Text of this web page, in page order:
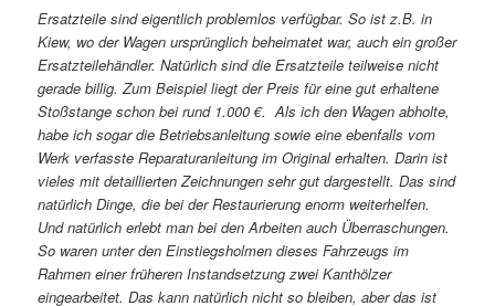
Ersatzteile sind eigentlich problemlos verfügbar. So ist z.B. in
Kiew, wo der Wagen ursprünglich beheimatet war, auch ein großer
Ersatzteilehändler. Natürlich sind die Ersatzteile teilweise nicht
gerade billig. Zum Beispiel liegt der Preis für eine gut erhaltene
Stoßstange schon bei rund 1.000 €. Als ich den Wagen abholte,
habe ich sogar die Betriebsanleitung sowie eine ebenfalls vom
Werk verfasste Reparaturanleitung im Original erhalten. Darin ist
vieles mit detaillierten Zeichnungen sehr gut dargestellt. Das sind
natürlich Dinge, die bei der Restaurierung enorm weiterhelfen.
Und natürlich erlebt man bei den Arbeiten auch Überraschungen.
So waren unter den Einstiegsholmen dieses Fahrzeugs im
Rahmen einer früheren Instandsetzung zwei Kanthölzer
eingearbeitet. Das kann natürlich nicht so bleiben, aber das ist